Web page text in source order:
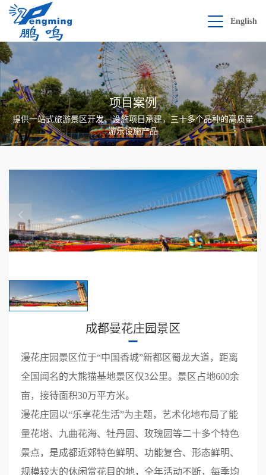
English
项目案例
提供一站式旅游景区开发、设施项目承建，三十多个品种的高质量
游乐设施产品
成都曼花庄园景区
漫花庄园景区位于“中国香城”新都区蜀龙大道，距离
全国闻名的大熊猫基地景区仅3公里。景区占地600余
亩，接待面积30万平方米。
漫花庄园以“乐享花生活”为主题，艺术化地布局了能
量花塔、九曲花海、牡丹园、玫瑰园等二十多个特色
景点，是成都近郊特色鲜明、功能复合、形态鲜明、
规模较大的休闲赏花目的地，全年活动不断，每季均